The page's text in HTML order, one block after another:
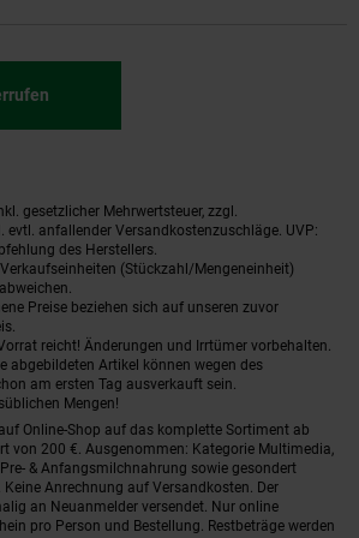
gesetzlicher Mehrwertsteuer, zzgl.
evtl. anfallender Versandkostenzuschläge. UVP:
des Herstellers.
(Stückzahl/Mengeneinheit)
Preise beziehen sich auf unseren zuvor
reicht! Änderungen und Irrtümer vorbehalten.
abgebildeten Artikel können wegen des
am ersten Tag ausverkauft sein.
Mengen!
Online-Shop auf das komplette Sortiment ab
von 200 €. Ausgenommen: Kategorie Multimedia,
& Anfangsmilchnahrung sowie gesondert
Anrechnung auf Versandkosten. Der
an Neuanmelder versendet. Nur online
pro Person und Bestellung. Restbeträge werden